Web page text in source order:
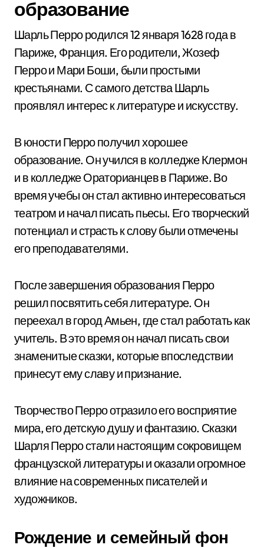
образование
Шарль Перро родился 12 января 1628 года в
Париже, Франция. Его родители, Жозеф
Перро и Мари Боши, были простыми
крестьянами. С самого детства Шарль
проявлял интерес к литературе и искусству.
В юности Перро получил хорошее
образование. Он учился в колледже Клермон
и в колледже Ораторианцев в Париже. Во
время учебы он стал активно интересоваться
театром и начал писать пьесы. Его творческий
потенциал и страсть к слову были отмечены
его преподавателями.
После завершения образования Перро
решил посвятить себя литературе. Он
переехал в город Амьен, где стал работать как
учитель. В это время он начал писать свои
знаменитые сказки, которые впоследствии
принесут ему славу и признание.
Творчество Перро отразило его восприятие
мира, его детскую душу и фантазию. Сказки
Шарля Перро стали настоящим сокровищем
французской литературы и оказали огромное
влияние на современных писателей и
художников.
Рождение и семейный фон